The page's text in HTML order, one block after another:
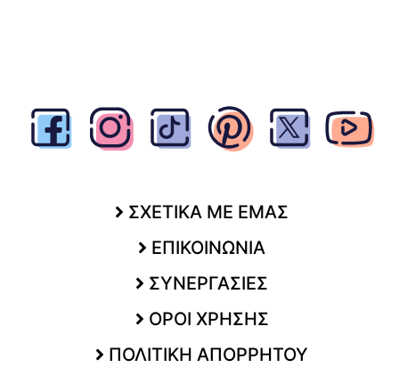
ΣΧΕΤΙΚΑ ΜΕ ΕΜΑΣ
ΕΠΙΚΟΙΝΩΝΙΑ
ΣΥΝΕΡΓΑΣΙΕΣ
ΟΡΟΙ ΧΡΗΣΗΣ
ΠΟΛΙΤΙΚΗ ΑΠΟΡΡΗΤΟΥ